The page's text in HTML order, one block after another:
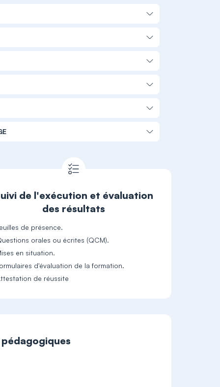
de l'exécution et évaluation
des résultats
de présence.
orales ou écrites (QCM).
en situation.
d'évaluation de la formation.
de réussite